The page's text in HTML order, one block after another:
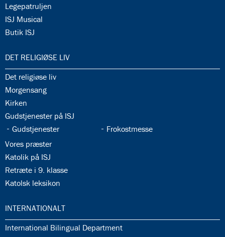
34.15:
Legepatruljen
34.16:
ISJ Musical
34.17:
Butik ISJ
35.0:
DET RELIGIØSE LIV
35.1:
Det religiøse liv
35.2:
Morgensang
35.3:
Kirken
35.4:
Gudstjenester på ISJ
35.5:
Gudstjenester 35.6:
Frokostmesse
35.7:
Vores præster
35.8:
Katolik på ISJ
35.9:
Retræte i 9. klasse
35.10:
Katolsk leksikon
36.0:
INTERNATIONALT
36.1:
International Bilingual Department